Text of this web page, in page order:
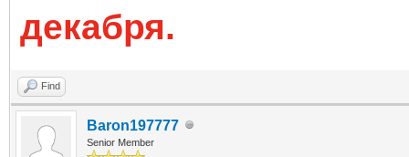
декабря.
Find
Baron197777
Senior Member